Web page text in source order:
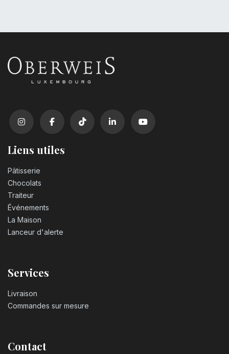
Liens utiles
Pâtisserie
Chocolats
Traiteur
Événements
La Maison
Lanceur d'alerte
Services
Livraison
Commandes sur mesure
Contact